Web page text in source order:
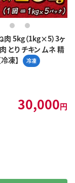
肉 5kg（1kg×5）3ヶ
とり チキン ムネ 精
凍】
冷凍
9 10
30,000円